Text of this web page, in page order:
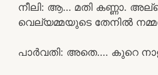
നീലി: ആ… മതി കണ്ണാ.
വെല്യമ്മയുടെ തേനിൽ
പാർവതി: അതെ…. കുറെ